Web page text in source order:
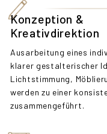
Konzeption &
Kreativdirektion
Ausarbeitung eines
klarer gestalterischer
Lichtstimmung,
werden zu einer
zusammengeführt.